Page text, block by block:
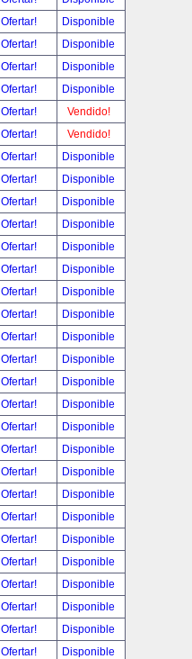
Ofertar!
Disponible
Ofertar!
Disponible
Ofertar!
Disponible
Ofertar!
Disponible
Ofertar!
Vendido!
Ofertar!
Vendido!
Ofertar!
Disponible
Ofertar!
Disponible
Ofertar!
Disponible
Ofertar!
Disponible
Ofertar!
Disponible
Ofertar!
Disponible
Ofertar!
Disponible
Ofertar!
Disponible
Ofertar!
Disponible
Ofertar!
Disponible
Ofertar!
Disponible
Ofertar!
Disponible
Ofertar!
Disponible
Ofertar!
Disponible
Ofertar!
Disponible
Ofertar!
Disponible
Ofertar!
Disponible
Ofertar!
Disponible
Ofertar!
Disponible
Ofertar!
Disponible
Ofertar!
Disponible
Ofertar!
Disponible
Ofertar!
Disponible